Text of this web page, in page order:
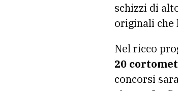
schizzi di
originali che
Nel ricco
20
concorsi